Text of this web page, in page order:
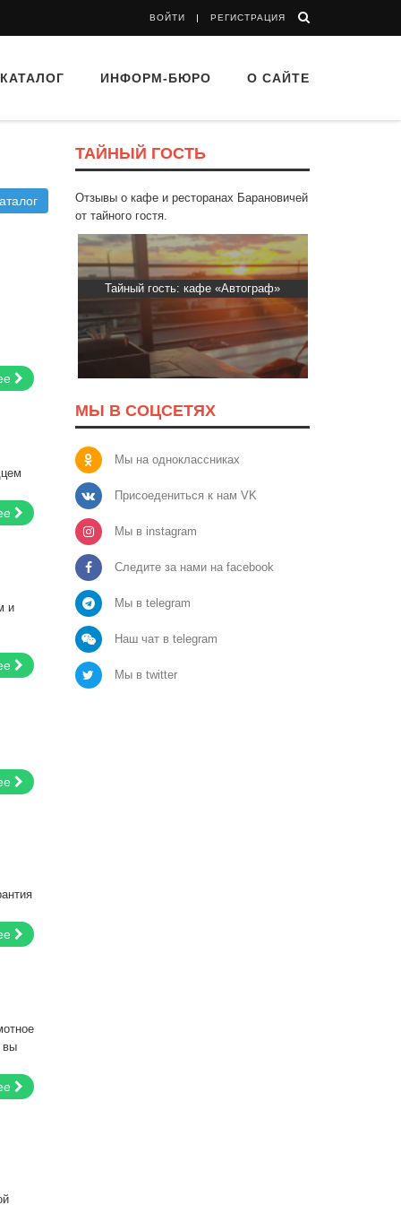
ВОЙТИ РЕГИСТРАЦИЯ
КАТАЛОГ ИНФОРМ-БЮРО О САЙТЕ
и
вы
ТАЙНЫЙ ГОСТЬ
Отзывы о кафе и ресторанах Барановичей
от тайного гостя.
Тайный гость: кафе «Автограф»
МЫ В СОЦСЕТЯХ
Мы на одноклассниках
Присоедениться к нам VK
Мы в instagram
Следите за нами на facebook
Мы в telegram
Наш чат в telegram
Мы в twitter